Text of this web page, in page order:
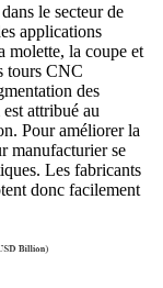
le secteur de
applications
molette, la coupe et
tours CNC
des
attribué au
Pour améliorer la
manufacturier se
Les fabricants
donc facilement